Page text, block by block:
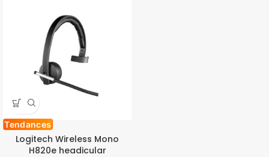
Tendances
Logitech Wireless Mono
H820e headicular